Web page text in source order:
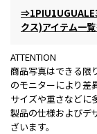
クス)アイテム一
ATTENTION
商品写真はできる限
のモニターにより差
サイズや重さなどに
製品の仕様およびデ
ざいます。